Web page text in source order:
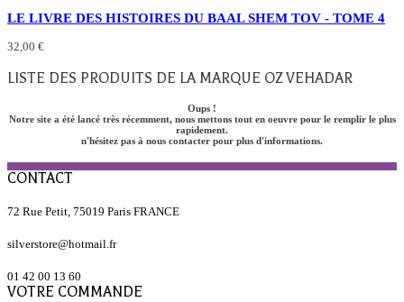
LE LIVRE DES HISTOIRES DU BAAL SHEM TOV - TOME 4
32,00 €
LISTE DES PRODUITS DE LA MARQUE OZ VEHADAR
Oups !
Notre site a été lancé très récemment, nous mettons tout en oeuvre pour le remplir le plus
rapidement.
n'hésitez pas à nous contacter pour plus d'informations.
CONTACT
72 Rue Petit, 75019 Paris FRANCE
silverstore@hotmail.fr
01 42 00 13 60
VOTRE COMMANDE